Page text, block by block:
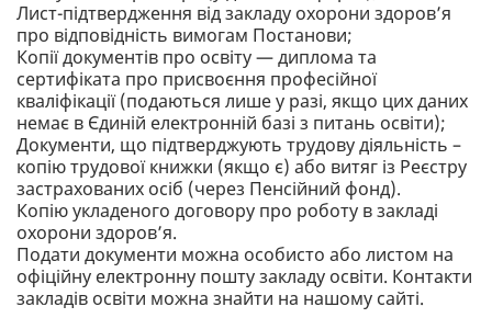
Лист-підтвердження від закладу охорони здоров’я
про відповідність вимогам Постанови;
Копії документів про освіту — диплома та
сертифіката про присвоєння професійної
кваліфікації (подаються лише у разі, якщо цих даних
немає в Єдиній електронній базі з питань освіти);
Документи, що підтверджують трудову діяльність –
копію трудової книжки (якщо є) або витяг із Реєстру
застрахованих осіб (через Пенсійний фонд).
Копію укладеного договору про роботу в закладі
охорони здоров’я.
Подати документи можна особисто або листом на
офіційну електронну пошту закладу освіти. Контакти
закладів освіти можна знайти на нашому сайті.